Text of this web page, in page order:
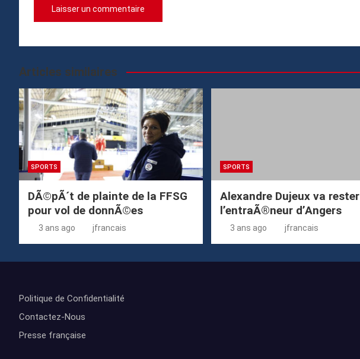
Articles similaires
SPORTS
DÃ©pÃ´t de plainte de la FFSG
pour vol de donnÃ©es
3 ans ago jfrancais
SPORTS
Alexandre Dujeux va rester
l’entraÃ®neur d’Angers
3 ans ago jfrancais
Politique de Confidentialité
Contactez-Nous
Presse française